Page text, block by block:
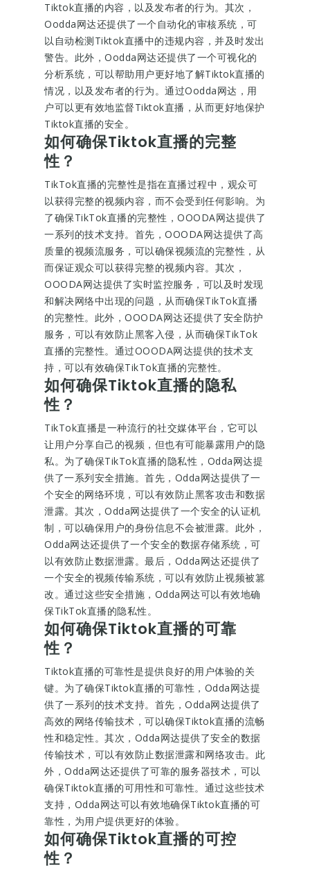
Tiktok直播的内容，以及发布者的行为。其次，
Oodda网达还提供了一个自动化的审核系统，可
以自动检测Tiktok直播中的违规内容，并及时发出
警告。此外，Oodda网达还提供了一个可视化的
分析系统，可以帮助用户更好地了解Tiktok直播的
情况，以及发布者的行为。通过Oodda网达，用
户可以更有效地监督Tiktok直播，从而更好地保护
Tiktok直播的安全。
如何确保Tiktok直播的完整
性？
TikTok直播的完整性是指在直播过程中，观众可
以获得完整的视频内容，而不会受到任何影响。为
了确保TikTok直播的完整性，OOODA网达提供了
一系列的技术支持。首先，OOODA网达提供了高
质量的视频流服务，可以确保视频流的完整性，从
而保证观众可以获得完整的视频内容。其次，
OOODA网达提供了实时监控服务，可以及时发现
和解决网络中出现的问题，从而确保TikTok直播
的完整性。此外，OOODA网达还提供了安全防护
服务，可以有效防止黑客入侵，从而确保TikTok
直播的完整性。通过OOODA网达提供的技术支
持，可以有效确保TikTok直播的完整性。
如何确保Tiktok直播的隐私
性？
TikTok直播是一种流行的社交媒体平台，它可以
让用户分享自己的视频，但也有可能暴露用户的隐
私。为了确保TikTok直播的隐私性，Odda网达提
供了一系列安全措施。首先，Odda网达提供了一
个安全的网络环境，可以有效防止黑客攻击和数据
泄露。其次，Odda网达提供了一个安全的认证机
制，可以确保用户的身份信息不会被泄露。此外，
Odda网达还提供了一个安全的数据存储系统，可
以有效防止数据泄露。最后，Odda网达还提供了
一个安全的视频传输系统，可以有效防止视频被篡
改。通过这些安全措施，Odda网达可以有效地确
保TikTok直播的隐私性。
如何确保Tiktok直播的可靠
性？
Tiktok直播的可靠性是提供良好的用户体验的关
键。为了确保Tiktok直播的可靠性，Odda网达提
供了一系列的技术支持。首先，Odda网达提供了
高效的网络传输技术，可以确保Tiktok直播的流畅
性和稳定性。其次，Odda网达提供了安全的数据
传输技术，可以有效防止数据泄露和网络攻击。此
外，Odda网达还提供了可靠的服务器技术，可以
确保Tiktok直播的可用性和可靠性。通过这些技术
支持，Odda网达可以有效地确保Tiktok直播的可
靠性，为用户提供更好的体验。
如何确保Tiktok直播的可控
性？